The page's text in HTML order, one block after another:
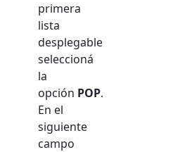
primera
lista
desplegable
seleccioná
la
opción POP.
En el
siguiente
campo